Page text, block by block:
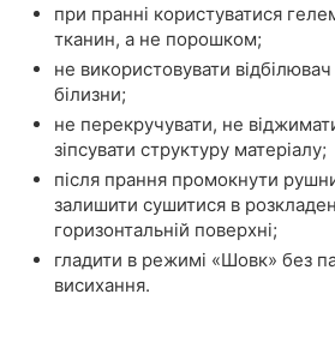
при пранні користуватися
тканин, а не порошком;
не використовувати
білизни;
не перекручувати, не
зіпсувати структуру матеріалу;
після прання промокнути
залишити сушитися в
горизонтальній поверхні;
гладити в режимі «Шовк» без
висихання.